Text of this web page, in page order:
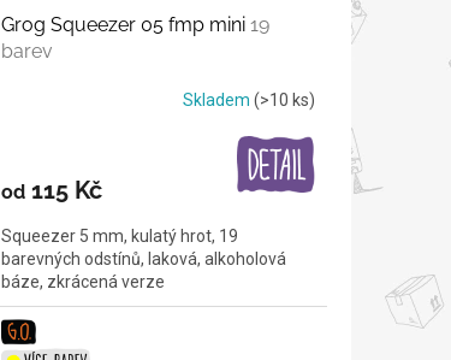
Grog Squeezer 05 fmp mini 19
barev
Skladem (>10 ks)
od115 Kč
Squeezer 5 mm, kulatý hrot, 19
barevných odstínů, laková, alkoholová
báze, zkrácená verze